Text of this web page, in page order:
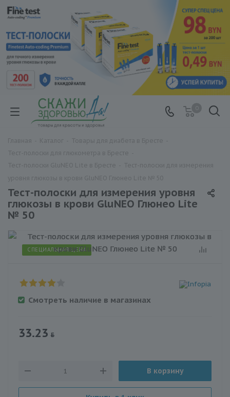
Тест-полоски для измерения уровня
глюкозы в крови GluNEO Глюнео Lite
№ 50
СПЕЦИАЛЬНАЯ ЦЕНА
Смотреть наличие в магазинах
33.23
В корзину